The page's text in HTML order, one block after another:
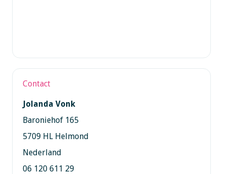
Contact
Jolanda Vonk
Baroniehof 165
5709 HL Helmond
Nederland
06 120 611 29